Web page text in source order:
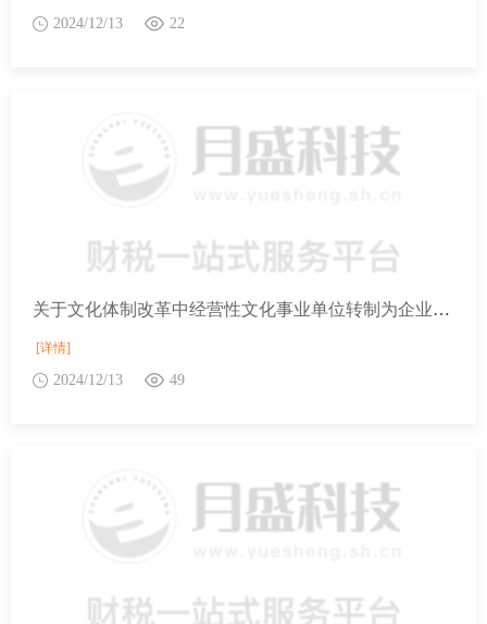
2024/12/13 22
关于文化体制改革中经营性文化事业单位转制为企业税收政策的公告
[详情]
2024/12/13 49